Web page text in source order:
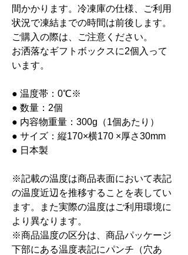
間かかります。冷凍庫の仕様、ご利用
状況で凍結までの時間は前後します。
ご購入の際は、ご注意ください。
お洒落なギフトボックスに2個入って
います。
● 温度帯：0℃※
● 数量：2個
● 内容物重量：300g（1個あたり）
● サイズ：縦170×横170 ×厚さ30mm
● 日本製
※記載の温度は商品表面において表記
の温度近辺を推移することを表してい
ます。また実際の温度はご利用環境に
より異なります。
※商品温度の区分は、商品パッケージ
下部にある温度表記にパンチ（穴あ